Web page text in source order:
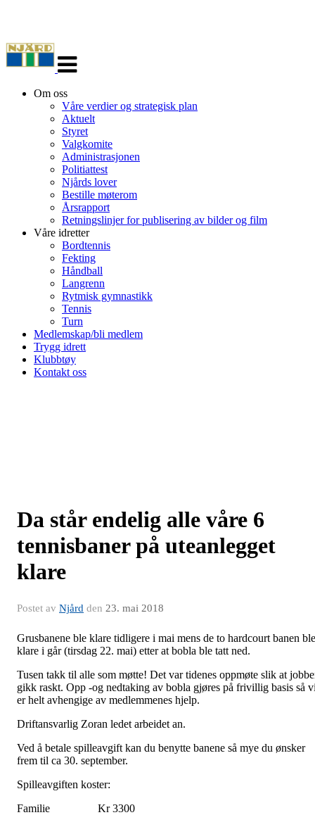
navigasjon
Om oss
Våre verdier og strategisk plan
Aktuelt
Styret
Valgkomite
Administrasjonen
Politiattest
Njårds lover
Bestille møterom
Årsrapport
Retningslinjer for publisering av bilder og film
Våre idretter
Bordtennis
Fekting
Håndball
Langrenn
Rytmisk gymnastikk
Tennis
Turn
Medlemskap/bli medlem
Trygg idrett
Klubbtøy
Kontakt oss
Da står endelig alle våre 6
tennisbaner på uteanlegget
klare
Postet av Njård den 23. mai 2018
Grusbanene ble klare tidligere i mai mens de to hardcourt banen ble
klare i går (tirsdag 22. mai) etter at bobla ble tatt ned.
Tusen takk til alle som møtte! Det var tidenes oppmøte slik at
gikk raskt. Opp -og nedtaking av bobla gjøres på frivillig basis så
er helt avhengige av medlemmenes hjelp.
Driftansvarlig Zoran ledet arbeidet an.
Ved å betale spilleavgift kan du benytte banene så mye du ønsker
frem til ca 30. september.
Spilleavgiften koster:
Familie Kr 3300